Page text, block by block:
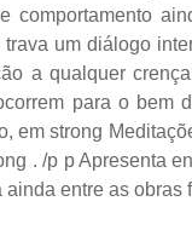
comportamento
um diálogo
a qualquer
para o bem
em strong
. /p p Apresenta
entre as obras